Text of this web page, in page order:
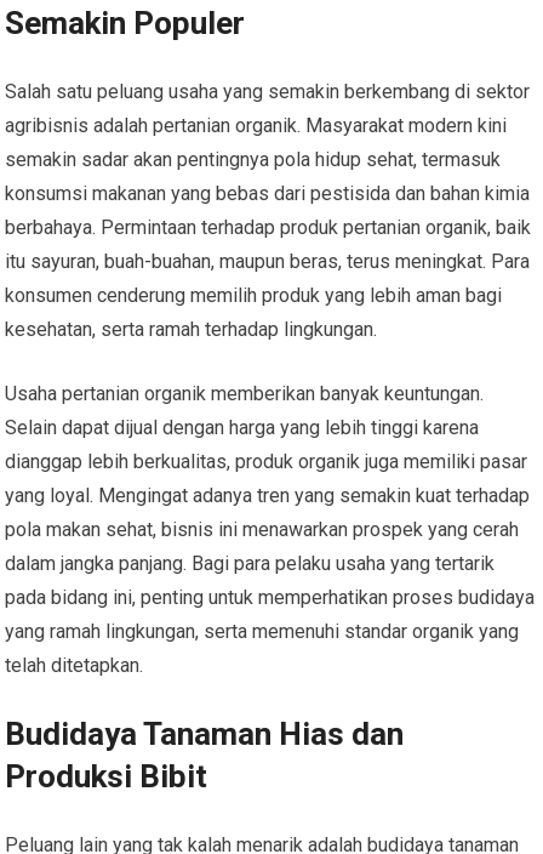
Semakin Populer
Salah satu peluang usaha yang semakin berkembang di sektor
agribisnis adalah pertanian organik. Masyarakat modern kini
semakin sadar akan pentingnya pola hidup sehat, termasuk
konsumsi makanan yang bebas dari pestisida dan bahan kimia
berbahaya. Permintaan terhadap produk pertanian organik, baik
itu sayuran, buah-buahan, maupun beras, terus meningkat. Para
konsumen cenderung memilih produk yang lebih aman bagi
kesehatan, serta ramah terhadap lingkungan.
Usaha pertanian organik memberikan banyak keuntungan.
Selain dapat dijual dengan harga yang lebih tinggi karena
dianggap lebih berkualitas, produk organik juga memiliki pasar
yang loyal. Mengingat adanya tren yang semakin kuat terhadap
pola makan sehat, bisnis ini menawarkan prospek yang cerah
dalam jangka panjang. Bagi para pelaku usaha yang tertarik
pada bidang ini, penting untuk memperhatikan proses budidaya
yang ramah lingkungan, serta memenuhi standar organik yang
telah ditetapkan.
Budidaya Tanaman Hias dan
Produksi Bibit
Peluang lain yang tak kalah menarik adalah budidaya tanaman